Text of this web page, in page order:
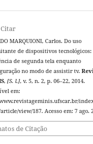
MARQUIONI, Carlos. Do uso
de dispositivos tecnológicos:
de segunda tela enquanto
no modo de assistir tv.
,[S. l.], v. 5, n. 2, p. 06–22, 2014.
em:
view/187. Acesso em: 7 ago.
de Citação